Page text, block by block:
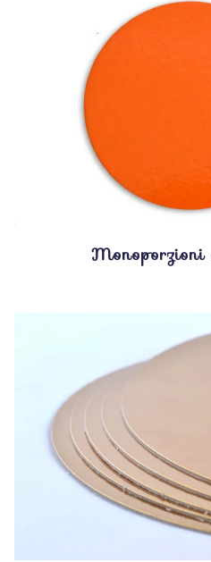
Monoporzioni